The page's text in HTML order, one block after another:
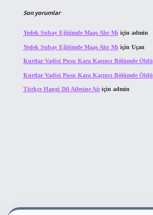
Son yorumlar
Yedek Subay Eğitimde Maaş Alır Mı için admin
Yedek Subay Eğitimde Maaş Alır Mı için Uçan
Kurtlar Vadisi Pusu Kara Kaçıncı Bölümde Öldü
Kurtlar Vadisi Pusu Kara Kaçıncı Bölümde Öldü
Türkçe Hangi Dil Ailesine Aitiçin admin